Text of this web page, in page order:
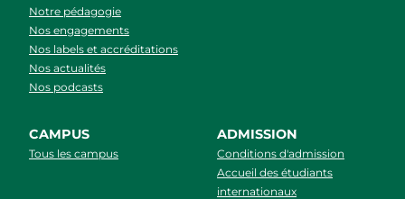
Notre pédagogie
Nos engagements
Nos labels et accréditations
Nos actualités
Nos podcasts
CAMPUS
Tous les campus
ADMISSION
Conditions d'admission
Accueil des étudiants
internationaux